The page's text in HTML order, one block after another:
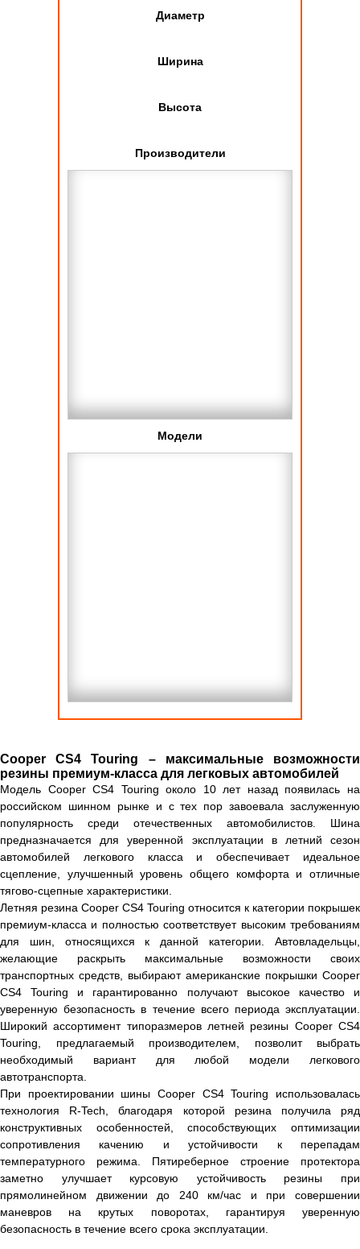
Диаметр
Ширина
Высота
Производители
Модели
Cooper CS4 Touring – максимальные возможности
резины премиум-класса для легковых автомобилей
Модель Cooper CS4 Touring около 10 лет назад появилась на
российском шинном рынке и с тех пор завоевала заслуженную
популярность среди отечественных автомобилистов. Шина
предназначается для уверенной эксплуатации в летний сезон
автомобилей легкового класса и обеспечивает идеальное
сцепление, улучшенный уровень общего комфорта и отличные
тягово-сцепные характеристики.
Летняя резина Cooper CS4 Touring относится к категории покрышек
премиум-класса и полностью соответствует высоким требованиям
для шин, относящихся к данной категории. Автовладельцы,
желающие раскрыть максимальные возможности своих
транспортных средств, выбирают американские покрышки Cooper
CS4 Touring и гарантированно получают высокое качество и
уверенную безопасность в течение всего периода эксплуатации.
Широкий ассортимент типоразмеров летней резины Cooper CS4
Touring, предлагаемый производителем, позволит выбрать
необходимый вариант для любой модели легкового
автотранспорта.
При проектировании шины Cooper CS4 Touring использовалась
технология R-Tech, благодаря которой резина получила ряд
конструктивных особенностей, способствующих оптимизации
сопротивления качению и устойчивости к перепадам
температурного режима. Пятиреберное строение протектора
заметно улучшает курсовую устойчивость резины при
прямолинейном движении до 240 км/час и при совершении
маневров на крутых поворотах, гарантируя уверенную
безопасность в течение всего срока эксплуатации.